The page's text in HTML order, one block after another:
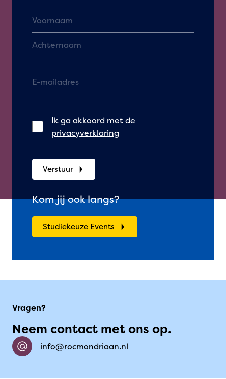
Ik ga akkoord met de
privacyverklaring
Verstuur
Kom jij ook langs?
Studiekeuze Events
Vragen?
Neem contact met ons op.
info@rocmondriaan.nl